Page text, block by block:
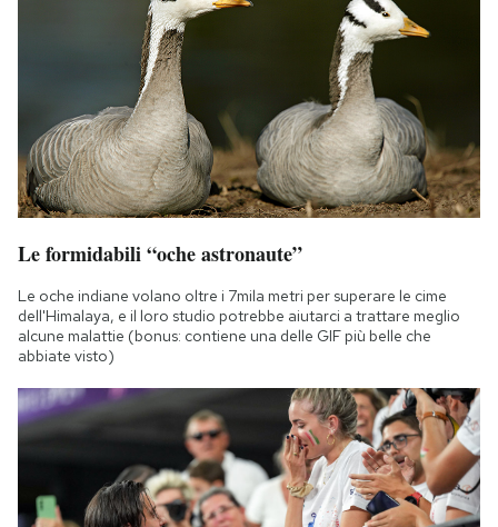
Le formidabili “oche astronaute”
Le oche indiane volano oltre i 7mila metri per superare le cime
dell'Himalaya, e il loro studio potrebbe aiutarci a trattare meglio
alcune malattie (bonus: contiene una delle GIF più belle che
abbiate visto)